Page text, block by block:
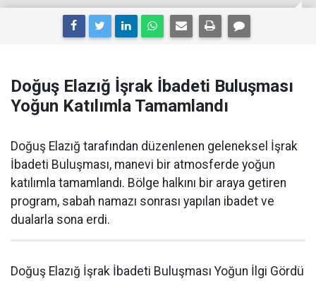
Doğuş Elazığ İşrak İbadeti Buluşması
Yoğun Katılımla Tamamlandı
Doğuş Elazığ tarafından düzenlenen geleneksel İşrak
İbadeti Buluşması, manevi bir atmosferde yoğun
katılımla tamamlandı. Bölge halkını bir araya getiren
program, sabah namazı sonrası yapılan ibadet ve
dualarla sona erdi.
Doğuş Elazığ İşrak İbadeti Buluşması Yoğun İlgi Gördü